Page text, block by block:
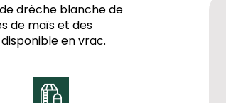
drèche blanche de
de maïs et des
en vrac.